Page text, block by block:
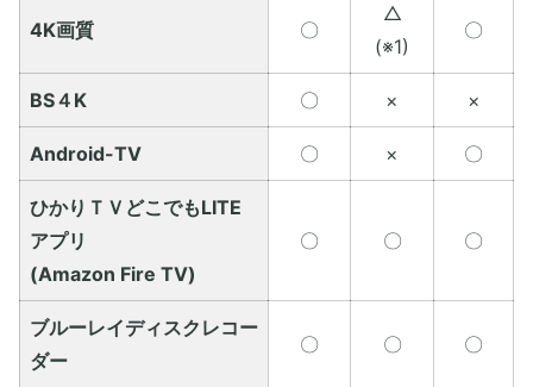
4K画質 〇
△
(※1)
〇
BS４K 〇 × ×
Android-TV 〇 × 〇
ひかりＴＶどこでもLITE
アプリ
(Amazon Fire TV)
〇 〇 〇
ブルーレイディスクレコー
ダー
〇 〇 〇